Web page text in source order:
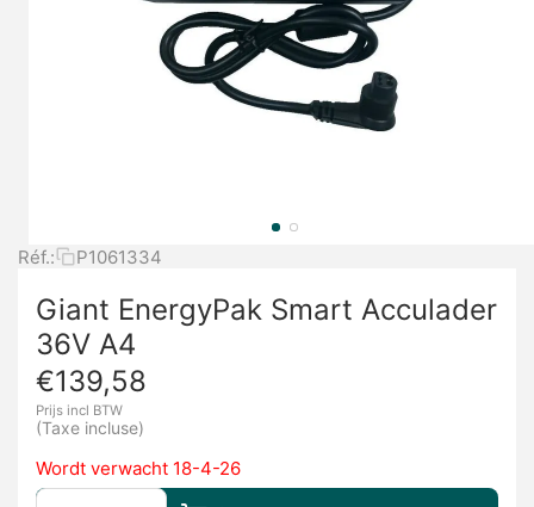
Réf.: P1061334
Giant EnergyPak Smart Acculader
36V A4
€139,58
Prijs incl BTW
(Taxe incluse)
Wordt verwacht 18-4-26